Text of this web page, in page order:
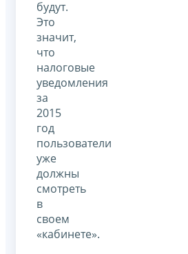
будут.
Это
значит,
что
налоговые
уведомления
за
2015
год
пользователи
уже
должны
смотреть
в
своем
«кабинете».